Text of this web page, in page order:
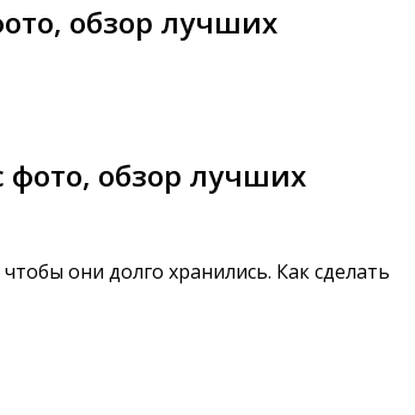
обзор лучших
фото, обзор лучших
они долго хранились. Как сделать